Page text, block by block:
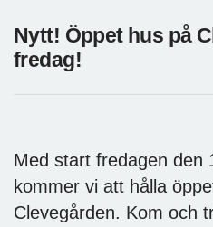
Nytt! Öppet hus på
fredag!
Med start fredagen den
kommer vi att hålla
Clevegården. Kom och